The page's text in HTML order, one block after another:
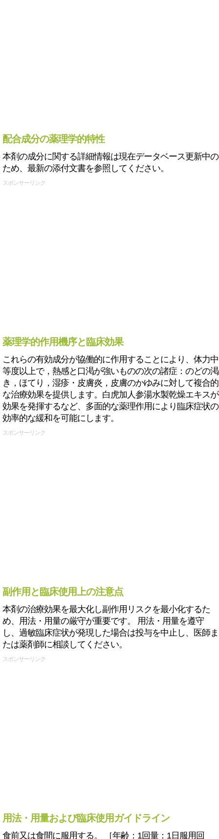
配合成分の薬理学的特性
本剤の成分に関する詳細情報は現在データベース更新中の
ため、最新の添付文書を参照してください。
スポンサーリンク
薬理学的作用機序と臨床効果
これらの有効成分が協働的に作用することにより、体力中
等度以上で，熱感と口渇が強いものの次の諸症：のどの渇
き，ほてり，湿疹・皮膚炎，皮膚のかゆみに対して複合的
な治療効果を提供します。白虎加人参湯水製乾燥エキスが
効果を発揮するなど、多面的な薬理作用により臨床症状の
効率的な緩和を可能にします。
スポンサーリンク
副作用と臨床使用上の注意点
本剤の治療効果を最大化し副作用リスクを最小化するた
め、用法・用量の厳守が重要です。 用法・用量を遵守
し、過敏臨床症状が発現した場合は投与を中止し、医師ま
たは薬剤師に相談してください。
スポンサーリンク
用法・用量および臨床使用ガイドライン
食前又は食間に服用する。 ［年齢：1回量：1日服用回